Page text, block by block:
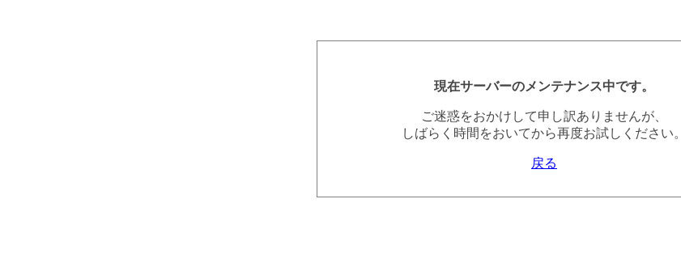
現在サーバーのメンテナンス中です。
ご迷惑をおかけして申し訳ありませんが、
しばらく時間をおいてから再度お試しください。
戻る